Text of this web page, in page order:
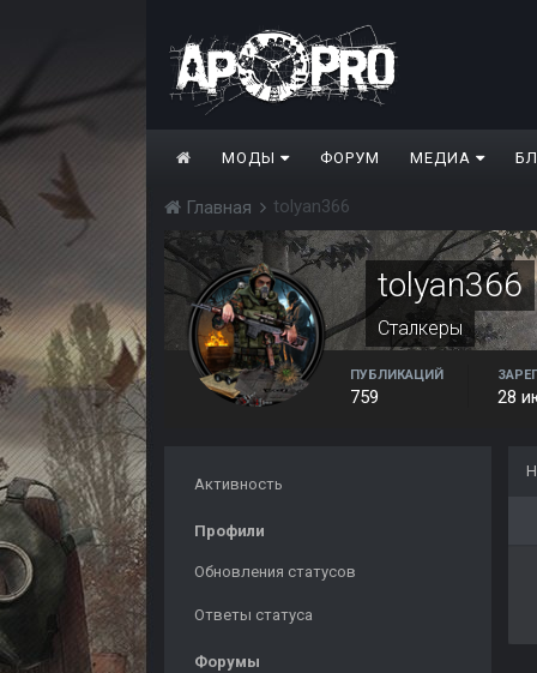
МОДЫ ФОРУМ МЕДИА
Главная tolyan366
tolyan366
Сталкеры
ПУБЛИКАЦИЙ
759 28
Активность
Профили
Обновления статусов
Ответы статуса
Форумы